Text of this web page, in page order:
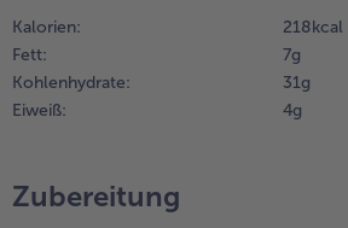
Früchte
(Erdbeeren
Kalorien:
218 kcal
Fett:
7 g
Kohlenhydrate:
31 g
Eiweiß:
4 g
Zubereitung